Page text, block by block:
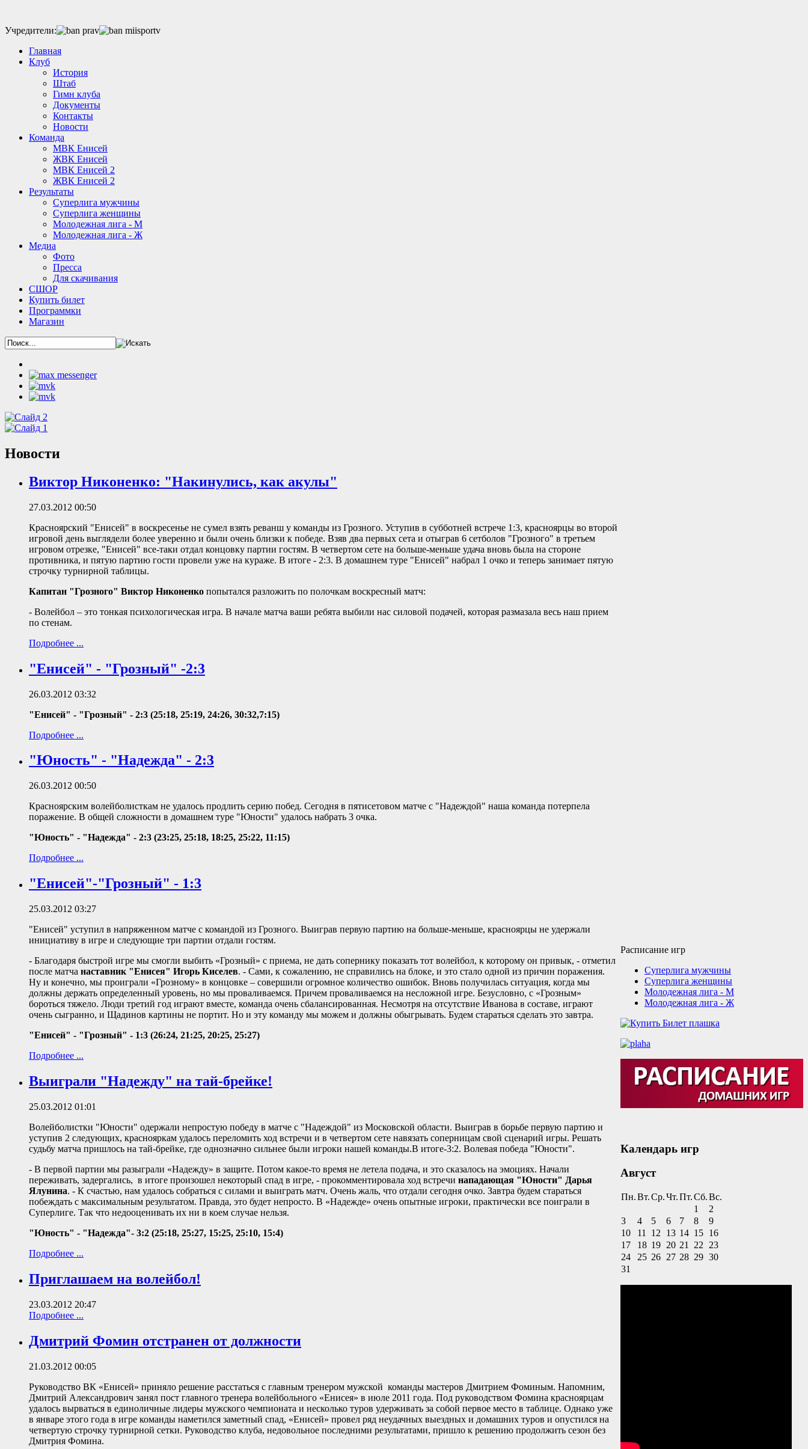
Учредители:
Главная
Клуб
История
Штаб
Гимн клуба
Документы
Контакты
Новости
Команда
МВК Енисей
ЖВК Енисей
МВК Енисей 2
ЖВК Енисей 2
Результаты
Суперлига мужчины
Суперлига женщины
Молодежная лига - М
Молодежная лига - Ж
Медиа
Фото
Пресса
Для скачивания
СШОР
Купить билет
Программки
Магазин
Новости
Виктор Никоненко: "Накинулись, как акулы"
27.03.2012 00:50
Красноярский "Енисей" в воскресенье не сумел взять реванш у команды из Грозного. Уступив в субботней встрече 1:3, красноярцы во второй
игровой день выглядели более уверенно и были очень близки к победе. Взяв два первых сета и отыграв 6 сетболов "Грозного" в третьем
игровом отрезке, "Енисей" все-таки отдал концовку партии гостям. В четвертом сете на больше-меньше удача вновь была на стороне
противника, и пятую партию гости провели уже на кураже. В итоге - 2:3. В домашнем туре "Енисей" набрал 1 очко и теперь занимает пятую
строчку турнирной таблицы.
Капитан "Грозного" Виктор Никоненко попытался разложить по полочкам воскресный матч:
- Волейбол – это тонкая психологическая игра. В начале матча ваши ребята выбили нас силовой подачей, которая размазала весь наш прием
по стенам.
Подробнее ...
"Енисей" - "Грозный" -2:3
26.03.2012 03:32
"Енисей" - "Грозный" - 2:3 (25:18, 25:19, 24:26, 30:32,7:15)
Подробнее ...
"Юность" - "Надежда" - 2:3
26.03.2012 00:50
Красноярским волейболисткам не удалось продлить серию побед. Сегодня в пятисетовом матче с "Надеждой" наша команда потерпела
поражение. В общей сложности в домашнем туре "Юности" удалось набрать 3 очка.
"Юность" - "Надежда" - 2:3 (23:25, 25:18, 18:25, 25:22, 11:15)
Подробнее ...
"Енисей"-"Грозный" - 1:3
25.03.2012 03:27
"Енисей" уступил в напряженном матче с командой из Грозного. Выиграв первую партию на больше-меньше, красноярцы не удержали
инициативу в игре и следующие три партии отдали гостям.
- Благодаря быстрой игре мы смогли выбить «Грозный» с приема, не дать сопернику показать тот волейбол, к которому он привык, - отметил
после матча наставник "Енисея" Игорь Киселев. - Сами, к сожалению, не справились на блоке, и это стало одной из причин поражения.
Ну и конечно, мы проиграли «Грозному» в концовке – совершили огромное количество ошибок. Вновь получилась ситуация, когда мы
должны держать определенный уровень, но мы проваливаемся. Причем проваливаемся на несложной игре. Безусловно, с «Грозным»
бороться тяжело. Люди третий год играют вместе, команда очень сбалансированная. Несмотря на отсутствие Иванова в составе, играют
очень сыгранно, и Щадинов картины не портит. Но и эту команду мы можем и должны обыгрывать. Будем стараться сделать это завтра.
"Енисей" - "Грозный" - 1:3 (26:24, 21:25, 20:25, 25:27)
Подробнее ...
Выиграли "Надежду" на тай-брейке!
25.03.2012 01:01
Волейболистки "Юности" одержали непростую победу в матче с "Надеждой" из Московской области. Выиграв в борьбе первую партию и
уступив 2 следующих, краснояркам удалось переломить ход встречи и в четвертом сете навязать соперницам свой сценарий игры. Решать
судьбу матча пришлось на тай-брейке, где однозначно сильнее были игроки нашей команды.В итоге-3:2. Волевая победа "Юности".
- В первой партии мы разыграли «Надежду» в защите. Потом какое-то время не летела подача, и это сказалось на эмоциях. Начали
переживать, задергались, в итоге произошел некоторый спад в игре, - прокомментировала ход встречи нападающая "Юности" Дарья
Ялунина. - К счастью, нам удалось собраться с силами и выиграть матч. Очень жаль, что отдали сегодня очко. Завтра будем стараться
побеждать с максимальным результатом. Правда, это будет непросто. В «Надежде» очень опытные игроки, практически все поиграли в
Суперлиге. Так что недооценивать их ни в коем случае нельзя.
"Юность" - "Надежда"- 3:2 (25:18, 25:27, 15:25, 25:10, 15:4)
Подробнее ...
Приглашаем на волейбол!
23.03.2012 20:47
Подробнее ...
Дмитрий Фомин отстранен от должности
21.03.2012 00:05
Руководство ВК «Енисей» приняло решение расстаться с главным тренером мужской команды мастеров Дмитрием Фоминым. Напомним,
Дмитрий Александрович занял пост главного тренера волейбольного «Енисея» в июле 2011 года. Под руководством Фомина красноярцам
удалось вырваться в единоличные лидеры мужского чемпионата и несколько туров удерживать за собой первое место в таблице. Однако уже
в январе этого года в игре команды наметился заметный спад, «Енисей» провел ряд неудачных выездных и домашних туров и опустился на
четвертую строчку турнирной сетки. Руководство клуба, недовольное последними результатами, пришло к решению продолжить сезон без
Дмитрия Фомина.
Расписание игр
Суперлига мужчины
Суперлига женщины
Молодежная лига - М
Молодежная лига - Ж
Календарь игр
Август
Пн.Вт.Ср.Чт.Пт.Сб.Вс.
1
2
3
4 5 6 7 8
9
10
11 12 13 14 15 16
17
18 19 20 21 22
23
24
25 26 27 28 29 30
31